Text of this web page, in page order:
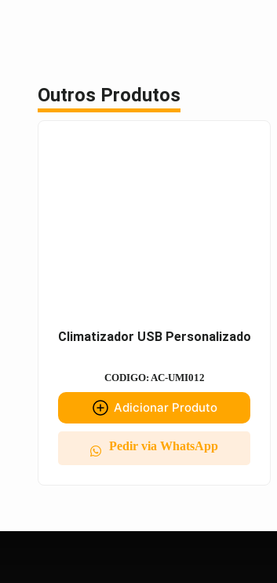
Outros Produtos
Climatizador USB Personalizado
CODIGO: AC-UMI012
Adicionar Produto
Pedir via WhatsApp